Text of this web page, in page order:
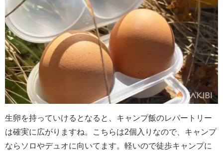
生卵を持っていけるとなると、キャンプ飯のレパートリー
は確実に広がりますね。こちらは2個入りなので、キャンプ
ならソロやデュオに向いてます。軽いので徒歩キャンプに